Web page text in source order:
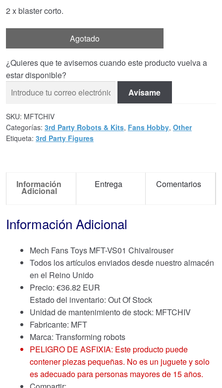
2 x blaster corto.
Agotado
¿Quieres que te avisemos cuando este producto vuelva a
estar disponible?
Avísame
SKU: MFTCHIV
Categorías: 3rd Party Robots & Kits, Fans Hobby, Other
Etiqueta: 3rd Party Figures
Información
Adicional
Entrega Comentarios
Información Adicional
Mech Fans Toys MFT-VS01 Chivalrouser
Todos los artículos enviados desde nuestro almacén
en el Reino Unido
Precio: €36.82 EUR
Estado del inventario: Out Of Stock
Unidad de mantenimiento de stock: MFTCHIV
Fabricante: MFT
Marca: Transforming robots
PELIGRO DE ASFIXIA: Este producto puede
contener piezas pequeñas. No es un juguete y solo
es adecuado para personas mayores de 15 años.